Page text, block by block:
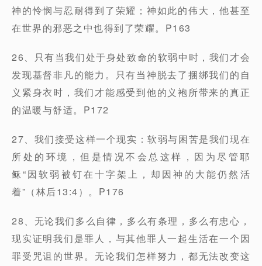
神的怜悯与忍耐得到了荣耀；神如此的伟大，他甚至
在世界的邪恶之中也得到了荣耀。P163
26、只有当我们处于身处致命的软弱中时，我们才会
发现基督非凡的能力。只有当神脱去了捆绑我们的自
义紧身衣时，我们才能感受到他的义袍所带来的真正
的温暖与舒适。P172
27、我们接受这样一个现实：软弱与困苦是我们现在
所处的环境，但是情况不会总这样，因为尽管耶
稣“因软弱被钉在十字架上，却因神的大能仍然活
着”（林后13:4）。P176
28、无论我们多么自律，多么有条理，多么有忠心，
现实证明我们是罪人，与其他罪人一起生活在一个因
罪受咒诅的世界。无论我们怎样努力，都无法改变这